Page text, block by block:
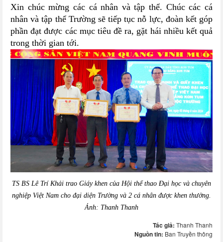
Xin chúc mừng các cá nhân và tập thể. Chúc các cá
nhân và tập thể Trường sẽ tiếp tục nỗ lực, đoàn kết góp
phần đạt được các mục tiêu đề ra, gặt hái nhiều kết quả
trong thời gian tới.
TS BS Lê Trí Khải trao Giáy khen của Hội thể thao Đại học và chuyên
nghiệp Việt Nam cho đại diện Trường và 2 cá nhân được khen thưởng.
Ảnh: Thanh Thanh
Tác giả: Thanh Thanh
Nguồn tin: Ban Truyền thông